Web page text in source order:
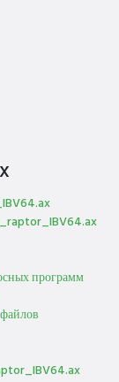
программ